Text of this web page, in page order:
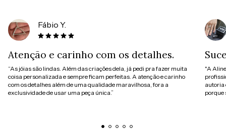
Fábio Y.
Atenção e carinho com os detalhes.
“As jóias são lindas. Além das criações dela, já pedi pra fazer muita
coisa personalizada e sempre ficam perfeitas. A atenção e carinho
com os detalhes além de uma qualidade maravilhosa, fora a
exclusividade de usar uma peça única.”
"A
autoria
porque